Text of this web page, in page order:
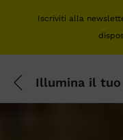
Iscriviti alla